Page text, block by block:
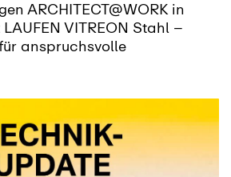
ARCHITECT@WORK in
VITREON Stahl –
anspruchsvolle